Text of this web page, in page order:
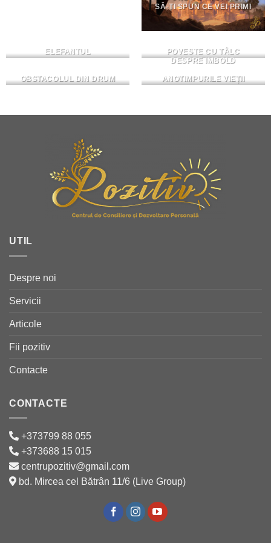
SĂ-ȚI SPUN CE VEI PRIMI
ELEFANTUL
POVESTE CU TÂLC
DESPRE IMBOLD
OBSTACOLUL DIN DRUM ANOTIMPURILE VIEȚII
UTIL
Despre noi
Servicii
Articole
Fii pozitiv
Contacte
CONTACTE
+373799 88 055
+373688 15 015
centrupozitiv@gmail.com
bd. Mircea cel Bătrân 11/6 (Live Group)